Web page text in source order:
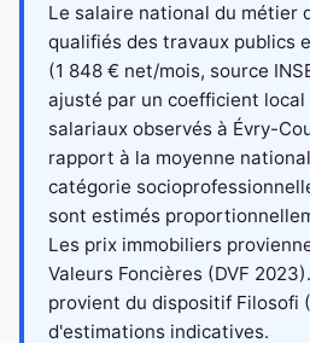
Le salaire national du métier
qualifiés des travaux publics
(1 848 € net/mois, source
ajusté par un coefficient
salariaux observés à Évry-
rapport à la moyenne
catégorie
sont estimés
Les prix immobiliers
Valeurs Foncières (DVF
provient du dispositif Filosofi
d'estimations indicatives.